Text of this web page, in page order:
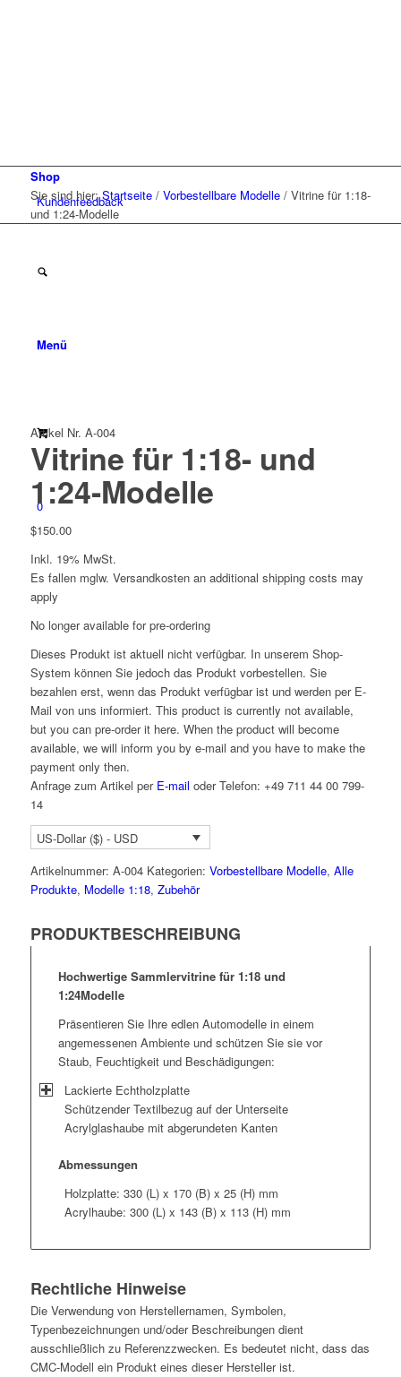
Kundenfeedback
Menü
0
Shop
Sie sind hier: Startseite / Vorbestellbare Modelle / Vitrine für 1:18-
und 1:24-Modelle
Artikel Nr. A-004
Vitrine für 1:18- und
1:24-Modelle
$150.00
Inkl. 19% MwSt.
Es fallen mglw. Versand­kosten an additional shipping costs may
apply
No longer available for pre-ordering
Dieses Produkt ist aktuell nicht verfügbar. In unserem Shop-
System können Sie jedoch das Produkt vorbestellen. Sie
bezahlen erst, wenn das Produkt verfügbar ist und werden per E-
Mail von uns informiert. This product is currently not available,
but you can pre-order it here. When the product will become
available, we will inform you by e-mail and you have to make the
payment only then.
Anfrage zum Artikel per E-mail oder Telefon: +49 711 44 00 799-
14
US-Dollar ($) - USD
Artikelnummer: A-004 Kategorien: Vorbestellbare Modelle, Alle
Produkte, Modelle 1:18, Zubehör
PRODUKTBESCHREIBUNG
Hochwertige Sammlervitrine für 1:18 und
1:24Modelle
Präsentieren Sie Ihre edlen Automodelle in einem
angemessenen Ambiente und schützen Sie sie vor
Staub, Feuchtigkeit und Beschädigungen:
Lackierte Echtholzplatte
Schützender Textilbezug auf der Unterseite
Acrylglashaube mit abgerundeten Kanten
Abmessungen
Holzplatte: 330 (L) x 170 (B) x 25 (H) mm
Acrylhaube: 300 (L) x 143 (B) x 113 (H) mm
Rechtliche Hinweise
Die Verwendung von Herstellernamen, Symbolen,
Typenbezeichnungen und/oder Beschreibungen dient
ausschließlich zu Referenzzwecken. Es bedeutet nicht, dass das
CMC-Modell ein Produkt eines dieser Hersteller ist.